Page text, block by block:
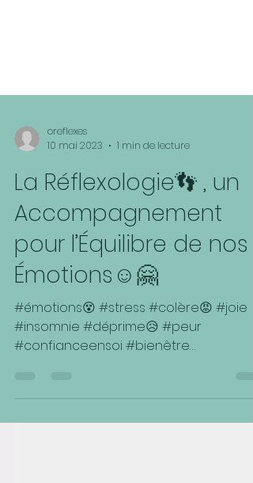
oreflexes
10 mai 2023
1 min de lecture
La Réflexologie👣 , un
Accompagnement
pour l’Équilibre de nos
Émotions☺️🤗
#émotions😵 #stress #colère😡 #joie
#lâcherprise🙌🏻...